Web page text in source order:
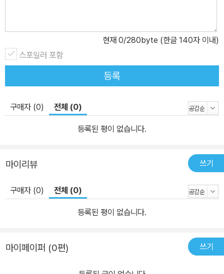
현재 0/280byte (한글 140자 이내)
스포일러 포함
등록
구매자 (0) 전체 (0)
등록된 평이 없습니다.
마이리뷰 쓰기
구매자 (0) 전체 (0)
등록된 평이 없습니다.
마이페이퍼 (0편) 쓰기